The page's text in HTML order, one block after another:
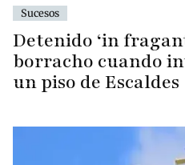
Sucesos
Detenido ‘in
borracho cuando
un piso de Escaldes